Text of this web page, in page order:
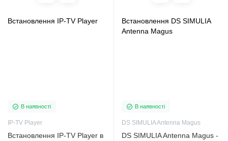
Встановлення IP-TV Player
В наявності
IP-TV Player
Встановлення IP-TV Player в
Встановлення DS SIMULIA
Antenna Magus
В наявності
DS SIMULIA Antenna Magus
DS SIMULIA Antenna Magus -